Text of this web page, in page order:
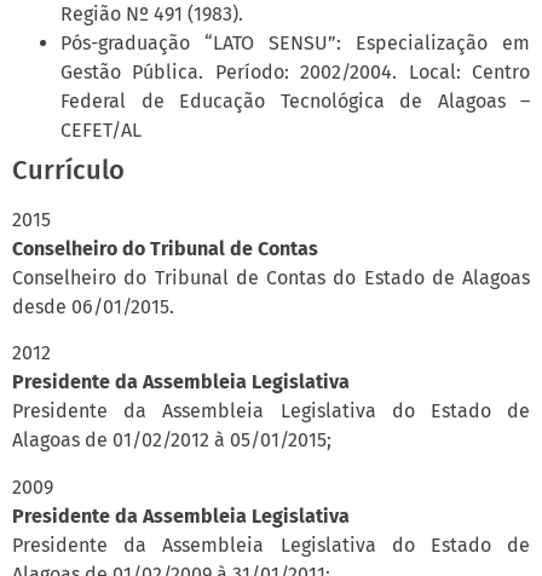
Região Nº 491 (1983).
Pós-graduação “LATO SENSU”: Especialização em
Gestão Pública. Período: 2002/2004. Local: Centro
Federal de Educação Tecnológica de Alagoas –
CEFET/AL
Currículo
2015
Conselheiro do Tribunal de Contas
Conselheiro do Tribunal de Contas do Estado de Alagoas
desde 06/01/2015.
2012
Presidente da Assembleia Legislativa
Presidente da Assembleia Legislativa do Estado de
Alagoas de 01/02/2012 à 05/01/2015;
2009
Presidente da Assembleia Legislativa
Presidente da Assembleia Legislativa do Estado de